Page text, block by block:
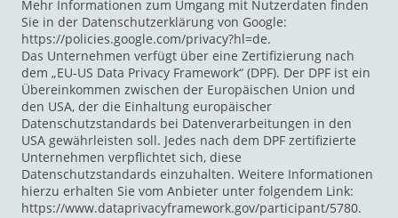
Mehr Informationen zum Umgang mit Nutzerdaten finden
Sie in der Datenschutzerklärung von Google:
https://policies.google.com/privacy?hl=de.
Das Unternehmen verfügt über eine Zertifizierung nach
dem „EU-US Data Privacy Framework“ (DPF). Der DPF ist ein
Übereinkommen zwischen der Europäischen Union und
den USA, der die Einhaltung europäischer
Datenschutzstandards bei Datenverarbeitungen in den
USA gewährleisten soll. Jedes nach dem DPF zertifizierte
Unternehmen verpflichtet sich, diese
Datenschutzstandards einzuhalten. Weitere Informationen
hierzu erhalten Sie vom Anbieter unter folgendem Link:
https://www.dataprivacyframework.gov/participant/5780.